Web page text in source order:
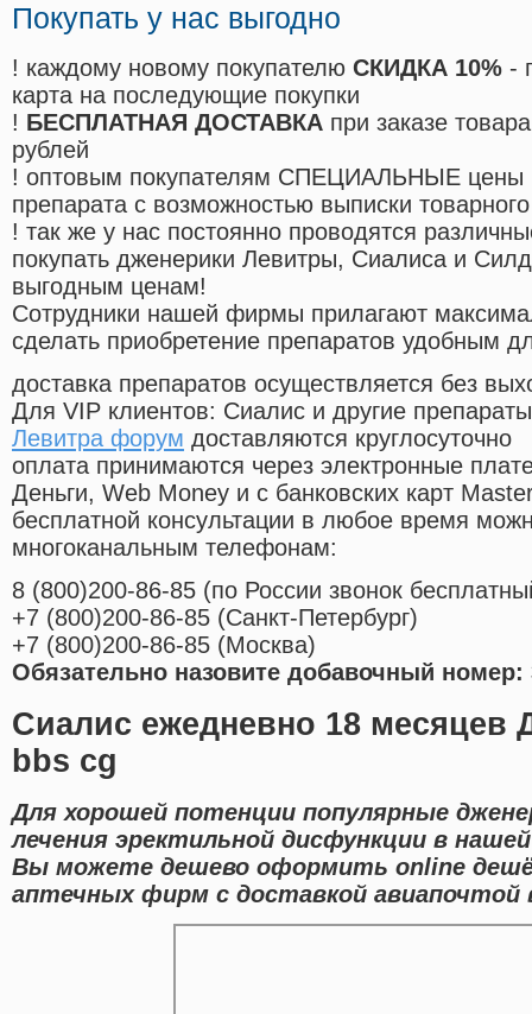
Покупать у нас выгодно
! каждому новому покупателю СКИДКА 10% -
карта на последующие покупки
! БЕСПЛАТНАЯ ДОСТАВКА при заказе
рублей
! оптовым покупателям СПЕЦИАЛЬНЫЕ цены
препарата с возможностью выписки
! так же у нас постоянно проводятся
покупать дженерики Левитры, Сиалиса и
выгодным ценам!
Cотрудники нашей фирмы прилагают
сделать приобретение препаратов удобным
доставка препаратов осуществляется без
Для VIP клиентов: Сиалис и другие
Левитра форум доставляются круглосуточно
оплата принимаются через электронные
Деньги, Web Money и с банковских карт
бесплатной консультации в любое время
многоканальным телефонам:
8 (800)200-86-85 (по России звонок
+7 (800)200-86-85 (Санкт-Петербург)
+7 (800)200-86-85 (Москва)
Обязательно назовите добавочный номер:
Сиалис ежедневно 18 месяцев
bbs cg
Для хорошей потенции популярные
лечения эректильной дисфункции в
Вы можете дешево оформить online
аптечных фирм с доставкой авиапочтой